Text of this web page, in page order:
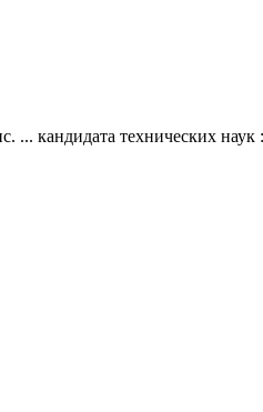
... кандидата технических